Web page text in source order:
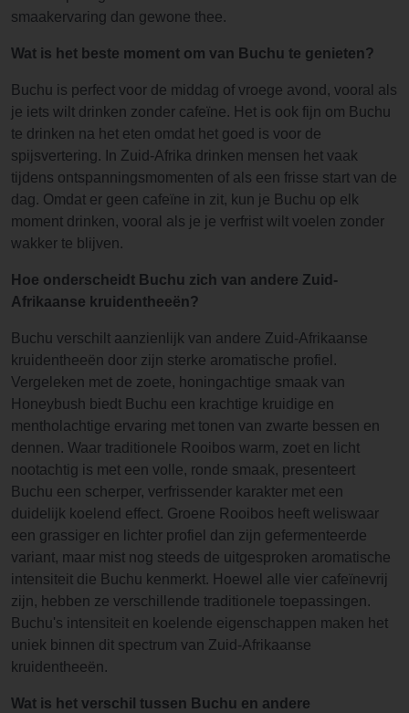
smaakervaring dan gewone thee.
Wat is het beste moment om van Buchu te genieten?
Buchu is perfect voor de middag of vroege avond, vooral als
je iets wilt drinken zonder cafeïne. Het is ook fijn om Buchu
te drinken na het eten omdat het goed is voor de
spijsvertering. In Zuid-Afrika drinken mensen het vaak
tijdens ontspanningsmomenten of als een frisse start van de
dag. Omdat er geen cafeïne in zit, kun je Buchu op elk
moment drinken, vooral als je je verfrist wilt voelen zonder
wakker te blijven.
Hoe onderscheidt Buchu zich van andere Zuid-
Afrikaanse kruidentheeën?
Buchu verschilt aanzienlijk van andere Zuid-Afrikaanse
kruidentheeën door zijn sterke aromatische profiel.
Vergeleken met de zoete, honingachtige smaak van
Honeybush biedt Buchu een krachtige kruidige en
mentholachtige ervaring met tonen van zwarte bessen en
dennen. Waar traditionele Rooibos warm, zoet en licht
nootachtig is met een volle, ronde smaak, presenteert
Buchu een scherper, verfrissender karakter met een
duidelijk koelend effect. Groene Rooibos heeft weliswaar
een grassiger en lichter profiel dan zijn gefermenteerde
variant, maar mist nog steeds de uitgesproken aromatische
intensiteit die Buchu kenmerkt. Hoewel alle vier cafeïnevrij
zijn, hebben ze verschillende traditionele toepassingen.
Buchu's intensiteit en koelende eigenschappen maken het
uniek binnen dit spectrum van Zuid-Afrikaanse
kruidentheeën.
Wat is het verschil tussen Buchu en andere